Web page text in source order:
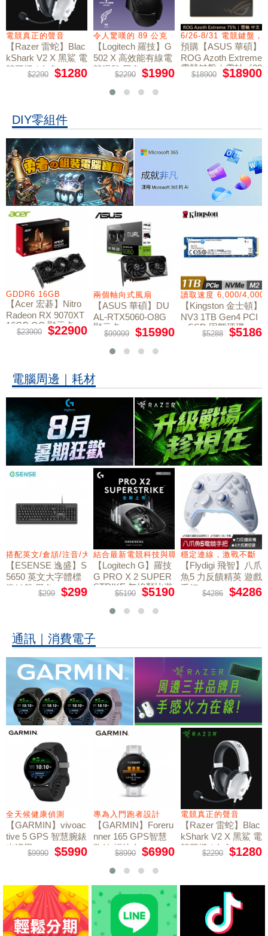
電競真正的聲音
【Razer 雷蛇】Blac
kShark V2 X 黑鯊 電
競耳機 / 白色
$2290 $1280
令人驚嘆的 89 公克
【Logitech 羅技】G
502 X 高效能有線電
競滑鼠 黑色
$2290 $1990
6/26-8/31 電競鍵盤，
預購【ASUS 華碩】
ROG Azoth Extreme
電競鍵盤｜雪軸《20
周年限量版》
$18900 $18900
DIY零組件
GDDR6 16GB
【Acer 宏碁】Nitro
Radeon RX 9070XT
16GB OC 顯示卡
$23900 $22900
兩個軸向式風扇
【ASUS 華碩】DU
AL-RTX5060-O8G
顯示卡
$99999 $15990
讀取速度 6,000/
【Kingston 金士頓】
NV3 1TB Gen4 PCI
e SSD 固態硬碟
$5288 $5186
電腦周邊｜耗材
切換扳機
搭配英文/倉頡/注音/大易
【ESENSE 逸盛】S
5650 英文大字體標
準鍵盤 黑色
$299 $299
結合最新電競科技與職業選手共同開發
【Logitech G】羅技
G PRO X 2 SUPER
STRIKE 無線類比遊
戲滑鼠$5190 $5190
穩定連線，激戰不斷
【Flydigi 飛智】八爪
魚5 力反饋精英 遊戲
手把
$4286 $4286
通訊｜消費電子
全天候健康偵測
【GARMIN】vivoac
tive 5 GPS 智慧腕錶
光譜黑
$9990 $5990
專為入門跑者設計
【GARMIN】Foreru
nner 165 GPS智慧
跑錶 暢快白
$8990 $6990
電競真正的聲音
【Razer 雷蛇】Blac
kShark V2 X 黑鯊 電
競耳機 / 白色
$2290 $1280